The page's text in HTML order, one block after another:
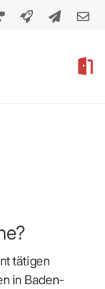
tätigen
in Baden-